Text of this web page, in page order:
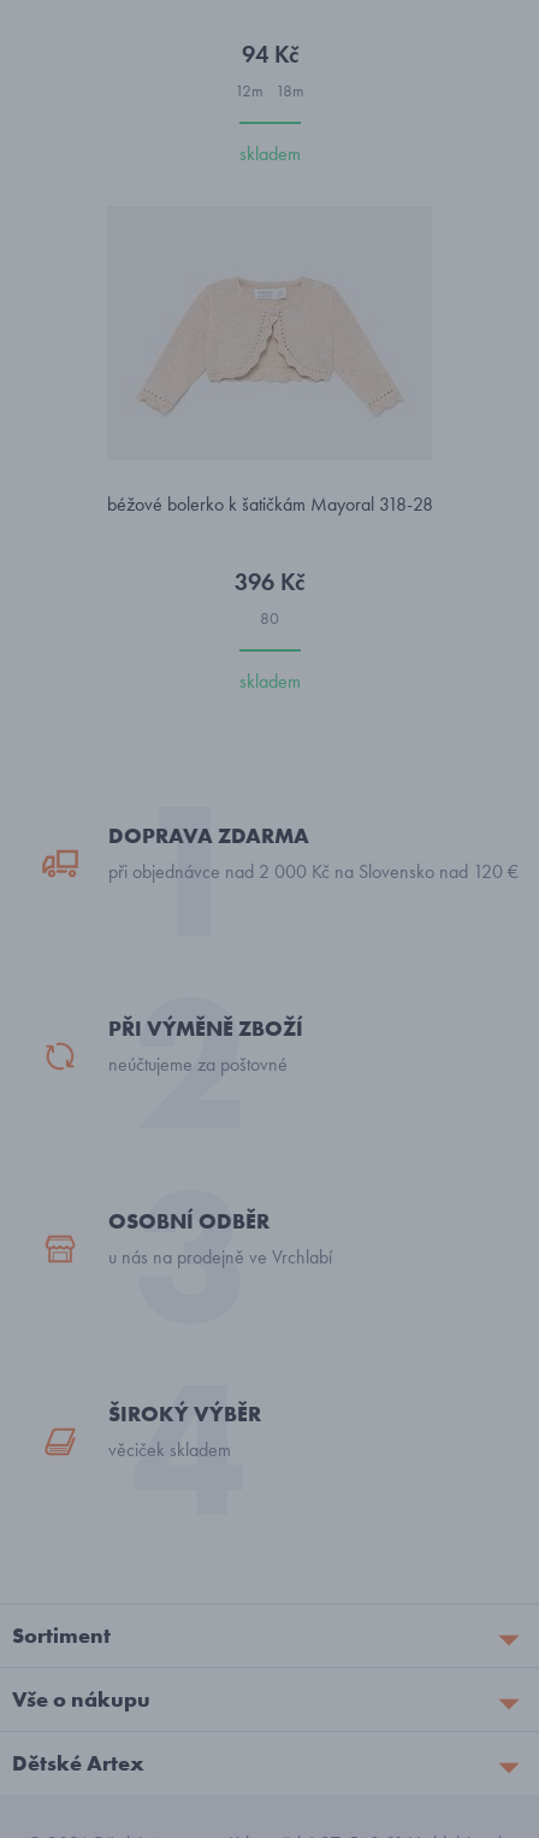
94 Kč
12m 18m
skladem
béžové bolerko k šatičkám Mayoral 318-28
396 Kč
80
skladem
DOPRAVA ZDARMA
při objednávce nad 2 000 Kč na Slovensko nad 120 €
PŘI VÝMĚNĚ ZBOŽÍ
neúčtujeme za poštovné
OSOBNÍ ODBĚR
u nás na prodejně ve Vrchlabí
ŠIROKÝ VÝBĚR
věciček skladem
Sortiment
Vše o nákupu
Dětské Artex